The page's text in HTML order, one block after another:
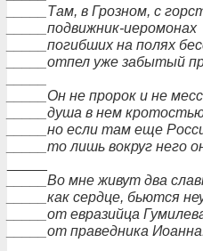
_____Там, в Грозном, с
_____подвижник-иеромонах
_____погибших на полях
_____отпел уже забытый
_____Он не пророк и не
_____душа в нем
_____но если там еще
_____то лишь вокруг него
_____Во мне живут два
_____как сердце, бьются
_____от евразийца
_____от праведника